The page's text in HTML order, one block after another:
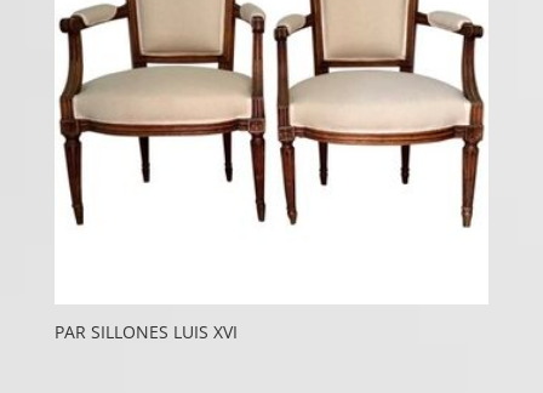
PAR SILLONES LUIS XVI